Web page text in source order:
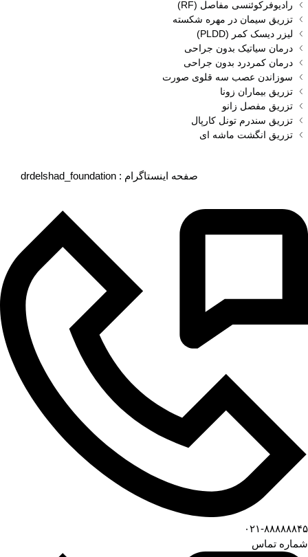
رادیوفرکوئنسی مفاصل (RF)
تزریق سیمان در مهره شکسته
لیزر دیسک کمر (PLDD)
درمان سیاتیک بدون جراحی
درمان کمردرد بدون جراحی
سوزاندن عصب سه قلوی صورت
تزریق بیماران زونا
تزریق مفصل زانو
تزریق سندرم تونل کارپال
تزریق انگشت ماشه‌ ای
drdelshad_foundation : صفحه اینستاگرام
۰۲۱-۸۸۸۸۸۸۴۵
شماره تماس